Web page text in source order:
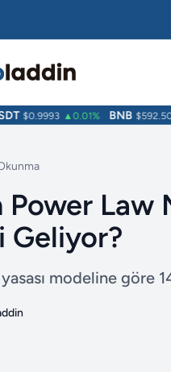
$0.9993 ▲0.01% BNB $592.50
Law
Geliyor?
modeline göre